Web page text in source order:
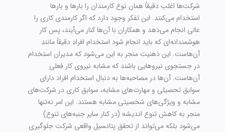
شرکت‌ها اغلب دقیقاً همان نوع کارمندان را بارها و بارها
استخدام می‌کنند. این تفکر وجود دارد که اگر کارمندی کاری را
عالی انجام می‌دهد و همکاران با آن‌ها کنار می‌آیند، پس کار
هوشمندانه‌ای که باید انجام شود استخدام افرادِ دقیقاً مانندِ
آن‌هاست. این ذهنیت منجر به این می‌شود که مدیران استخدام
در جستجوی نیروهایی باشند که مشابه نیروی کار فعلی
آن‌هاست. آن‌ها در مصاحبه‌ها به دنبال استخدام افراد دارای
سوابق تحصیلی و مهارت‌های مشابه، سوابق کاری در شرکت‌های
مشابه و ویژگی‌های شخصیتی مشابه هستند. این امر نه‌تنها
منجر به کاهش تنوع اندیشه (در کنار سایر جنبه‌های تنوع)
می‌شود بلکه می‌تواند از تحقق پتانسیل واقعی شرکت جلوگیری